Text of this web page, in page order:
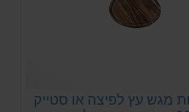
מגש עץ לפיצה או סטייק